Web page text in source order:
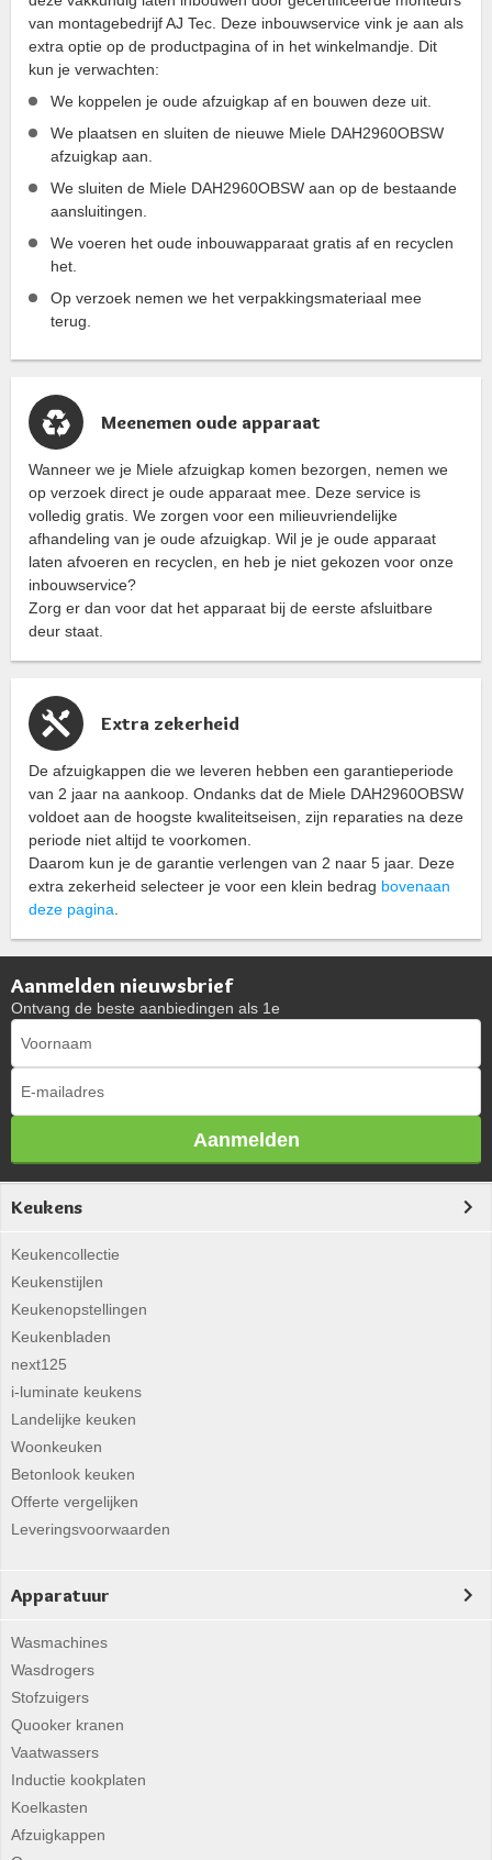
van montagebedrijf AJ Tec. Deze inbouwservice vink je aan als
extra optie op de productpagina of in het winkelmandje. Dit
kun je verwachten:
We koppelen je oude afzuigkap af en bouwen deze uit.
We plaatsen en sluiten de nieuwe Miele DAH2960OBSW
afzuigkap aan.
We sluiten de Miele DAH2960OBSW aan op de bestaande
aansluitingen.
We voeren het oude inbouwapparaat gratis af en recyclen
het.
Op verzoek nemen we het verpakkingsmateriaal mee
terug.
Meenemen oude apparaat
Wanneer we je Miele afzuigkap komen bezorgen, nemen we
op verzoek direct je oude apparaat mee. Deze service is
volledig gratis. We zorgen voor een milieuvriendelijke
afhandeling van je oude afzuigkap. Wil je je oude apparaat
laten afvoeren en recyclen, en heb je niet gekozen voor onze
inbouwservice?
Zorg er dan voor dat het apparaat bij de eerste afsluitbare
deur staat.
Extra zekerheid
De afzuigkappen die we leveren hebben een garantieperiode
van 2 jaar na aankoop. Ondanks dat de Miele DAH2960OBSW
voldoet aan de hoogste kwaliteitseisen, zijn reparaties na deze
periode niet altijd te voorkomen.
Daarom kun je de garantie verlengen van 2 naar 5 jaar. Deze
extra zekerheid selecteer je voor een klein bedrag bovenaan
deze pagina.
Aanmelden nieuwsbrief
Ontvang de beste aanbiedingen als 1e
Aanmelden
Keukens
Keukencollectie
Keukenstijlen
Keukenopstellingen
Keukenbladen
next125
i-luminate keukens
Landelijke keuken
Woonkeuken
Betonlook keuken
Offerte vergelijken
Leveringsvoorwaarden
Apparatuur
Wasmachines
Wasdrogers
Stofzuigers
Quooker kranen
Vaatwassers
Inductie kookplaten
Koelkasten
Afzuigkappen